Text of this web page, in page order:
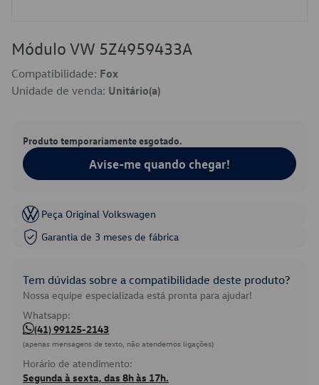
Módulo VW 5Z4959433A
Compatibilidade: Fox
Unidade de venda: Unitário(a)
Produto temporariamente esgotado.
Avise-me quando chegar!
Peça Original Volkswagen
Garantia de 3 meses de fábrica
Tem dúvidas sobre a compatibilidade deste produto?
Nossa equipe especializada está pronta para ajudar!
Whatsapp:
(41) 99125-2143
(apenas mensagens de texto, não atendemos ligações)
Horário de atendimento:
Segunda à sexta, das 8h às 17h.